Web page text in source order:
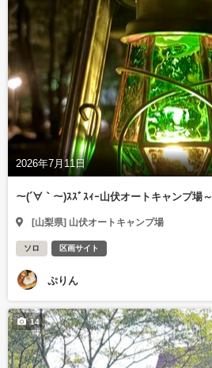
2026年7月11日
～(´∀｀～)ｽｽﾞｽｨｰ山伏オートキャンプ場～
[山梨県] 山伏オートキャンプ場
ソロ 区画サイト
ぷりん
14